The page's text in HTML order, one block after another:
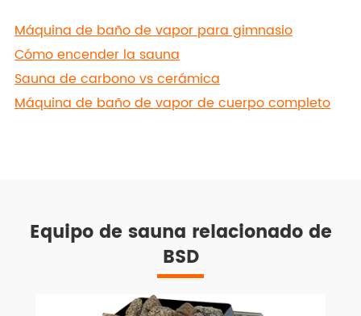
Máquina de baño de vapor para gimnasio
Cómo encender la sauna
Sauna de carbono vs cerámica
Máquina de baño de vapor de cuerpo completo
Equipo de sauna relacionado de
BSD